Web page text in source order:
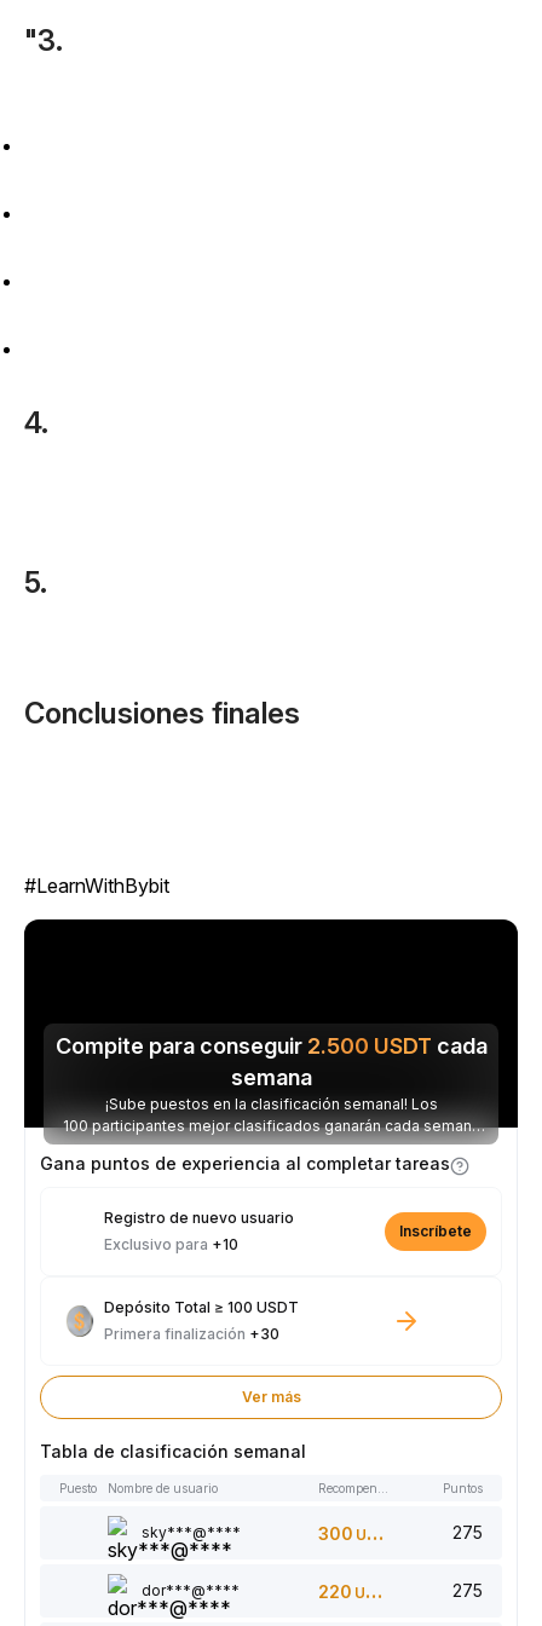
"3.
4.
5.
Conclusiones finales
#LearnWithBybit
Compite para conseguir 2.500 USDT cada
semana
¡Sube puestos en la clasificación semanal! Los
100 participantes mejor clasificados ganarán cada semana
parte de los 2.500 USDT disponibles.
Gana puntos de experiencia al completar tareas
Registro de nuevo usuario
Exclusivo para +10
Inscríbete
Depósito Total ≥ 100 USDT
Primera finalización +30
Ver más
Tabla de clasificación semanal
Puesto Nombre de usuario Puntos
sky***@**** 300 USDT 275
dor***@**** 220 USDT 275